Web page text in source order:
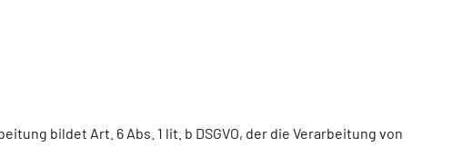
bildet Art. 6 Abs. 1 lit. b DSGVO, der die Verarbeitung von